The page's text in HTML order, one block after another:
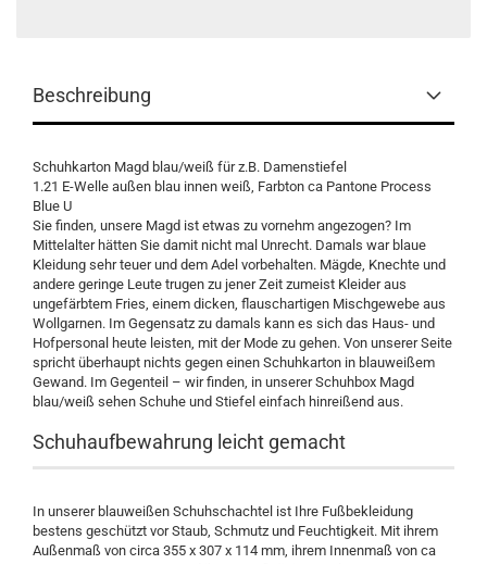
Beschreibung
Schuhkarton Magd blau/weiß für z.B. Damenstiefel
1.21 E-Welle außen blau innen weiß, Farbton ca Pantone Process
Blue U
Sie finden, unsere Magd ist etwas zu vornehm angezogen? Im
Mittelalter hätten Sie damit nicht mal Unrecht. Damals war blaue
Kleidung sehr teuer und dem Adel vorbehalten. Mägde, Knechte und
andere geringe Leute trugen zu jener Zeit zumeist Kleider aus
ungefärbtem Fries, einem dicken, flauschartigen Mischgewebe aus
Wollgarnen. Im Gegensatz zu damals kann es sich das Haus- und
Hofpersonal heute leisten, mit der Mode zu gehen. Von unserer Seite
spricht überhaupt nichts gegen einen Schuhkarton in blauweißem
Gewand. Im Gegenteil – wir finden, in unserer Schuhbox Magd
blau/weiß sehen Schuhe und Stiefel einfach hinreißend aus.
Schuhaufbewahrung leicht gemacht
In unserer blauweißen Schuhschachtel ist Ihre Fußbekleidung
bestens geschützt vor Staub, Schmutz und Feuchtigkeit. Mit ihrem
Außenmaß von circa 355 x 307 x 114 mm, ihrem Innenmaß von ca